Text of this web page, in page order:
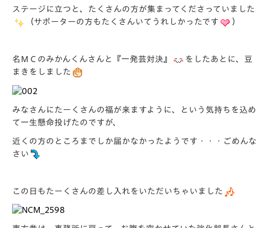
ステージに立つと、たくさんの方が集まってくださっていました
（サポーターの方もたくさんいてうれしかったです
）
名ＭＣのみかんくんさんと『一発芸対決』
をしたあとに、豆
まきをしました
みなさんにたーくさんの福が来ますように、という気持ちを込め
て一生懸命投げたのですが、
近くの方のところまでしか届かなかったようです・・・ごめんな
さい
この日もたーくさんの差し入れをいただいちゃいました